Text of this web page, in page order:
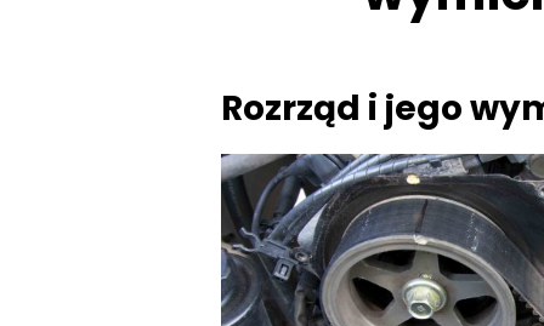
Rozrząd i jego